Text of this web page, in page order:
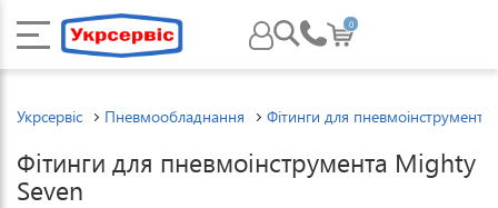
0
Укрсервіс Пневмообладнання Фітинги для пневмоінструменту
Фітинги для пневмоінструмента Mighty
Seven